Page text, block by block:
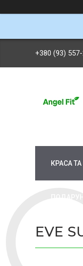
+380 (93)
КРАСА
EVE